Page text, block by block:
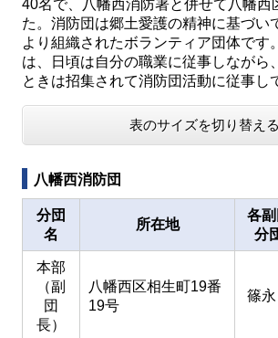
40名で、八幡西消防署と併せて八幡西
た。消防団は郷土愛護の精神に基づい
より組織されたボランティア団体です
は、日頃は自分の職業に従事しながら
ときは招集されて消防団活動に従事し
表のサイズを切り替える
八幡西消防団
分団
名
所在地
各副
分
本部
（副
団
長）
八幡西区相生町19番
19号
篠